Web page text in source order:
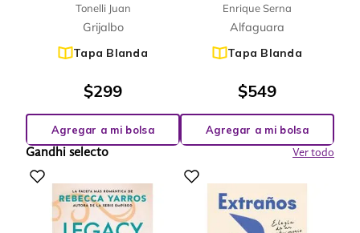
Tonelli Juan
Grijalbo
Tapa Blanda
$299
Agregar a mi bolsa
Enrique Serna
Alfaguara
Tapa Blanda
$549
Agregar a mi bolsa
Gandhi selecto
Ver todo